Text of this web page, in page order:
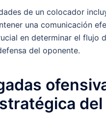
de un colocador
una comunicación
en determinar el flujo
del oponente.
del